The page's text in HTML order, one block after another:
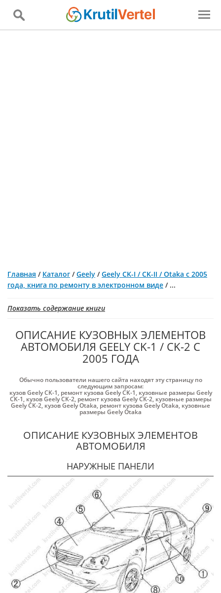
Главная / Каталог /Geely /Geely CK-I / CK-II / Otaka с 2005
года, книга по ремонту в электронном виде / ...
Показать содержание книги
ОПИСАНИЕ КУЗОВНЫХ ЭЛЕМЕНТОВ
АВТОМОБИЛЯ GEELY CK-1 / CK-2 С
2005 ГОДА
Обычно пользователи нашего сайта находят эту страницу по
следующим запросам:
кузов Geely CK-1, ремонт кузова Geely CK-1, кузовные размеры Geely
CK-1, кузов Geely CK-2, ремонт кузова Geely CK-2, кузовные размеры
Geely CK-2, кузов Geely Otaka, ремонт кузова Geely Otaka, кузовные
размеры Geely Otaka
ОПИСАНИЕ КУЗОВНЫХ ЭЛЕМЕНТОВ
АВТОМОБИЛЯ
НАРУЖНЫЕ ПАНЕЛИ